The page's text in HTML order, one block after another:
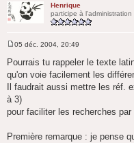
Henrique
participe à l'administration
e
s
s
a
g
e
05 déc. 2004, 20:49
Pourrais tu rappeler le texte
qu'on voie facilement les
Il faudrait aussi mettre les réf.
à 3)
pour faciliter les recherches par
Première remarque : je pense